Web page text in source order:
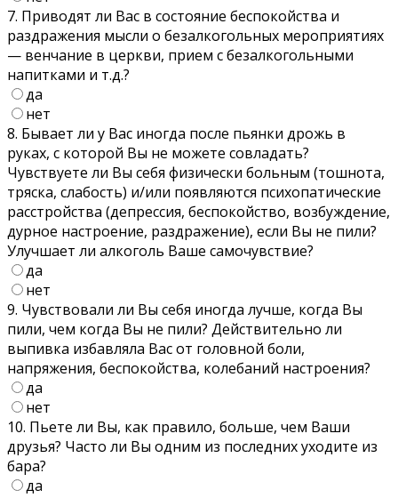
7. Приводят ли Вас в состояние беспокойства и
раздражения мысли о безалкогольных мероприятиях
— венчание в церкви, прием с безалкогольными
напитками и т.д.?
да
нет
8. Бывает ли у Вас иногда после пьянки дрожь в
руках, с которой Вы не можете совладать?
Чувствуете ли Вы себя физически больным (тошнота,
тряска, слабость) и/или появляются психопатические
расстройства (депрессия, беспокойство, возбуждение,
дурное настроение, раздражение), если Вы не пили?
Улучшает ли алкоголь Ваше самочувствие?
да
нет
9. Чувствовали ли Вы себя иногда лучше, когда Вы
пили, чем когда Вы не пили? Действительно ли
выпивка избавляла Вас от головной боли,
напряжения, беспокойства, колебаний настроения?
да
нет
10. Пьете ли Вы, как правило, больше, чем Ваши
друзья? Часто ли Вы одним из последних уходите из
бара?
да